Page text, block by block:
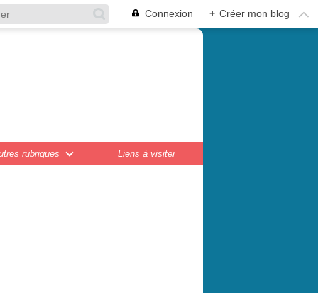
Connexion + Créer mon blog
rubriques Liens à visiter